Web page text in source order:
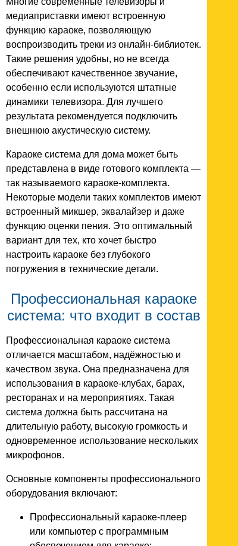
медиаприставки имеют встроенную
функцию караоке, позволяющую
воспроизводить треки из онлайн-библиотек.
Такие решения удобны, но не всегда
обеспечивают качественное звучание,
особенно если используются штатные
динамики телевизора. Для лучшего
результата рекомендуется подключить
внешнюю акустическую систему.
Караоке система для дома может быть
представлена в виде готового комплекта —
так называемого караоке-комплекта.
Некоторые модели таких комплектов имеют
встроенный микшер, эквалайзер и даже
функцию оценки пения. Это оптимальный
вариант для тех, кто хочет быстро
настроить караоке без глубокого
погружения в технические детали.
Профессиональная караоке
система: что входит в состав
Профессиональная караоке система
отличается масштабом, надёжностью и
качеством звука. Она предназначена для
использования в караоке-клубах, барах,
ресторанах и на мероприятиях. Такая
система должна быть рассчитана на
длительную работу, высокую громкость и
одновременное использование нескольких
микрофонов.
Основные компоненты профессионального
оборудования включают:
Профессиональный караоке-плеер
или компьютер с программным